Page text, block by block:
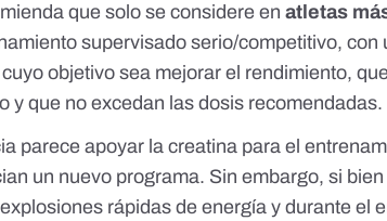
que solo se considere enatletas
supervisado serio/competitivo, con
objetivo sea mejorar el rendimiento,
y que no excedan las dosis recomendadas.
parece apoyar la creatina para el
un nuevo programa. Sin embargo, si
rápidas de energía y durante el